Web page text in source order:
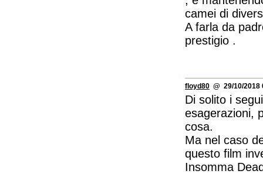
camei di
A farla da
prestigio .
floyd80 @ 29/10/2018
Di solito i
esagerazioni,
cosa.
Ma nel caso
questo film
Insomma